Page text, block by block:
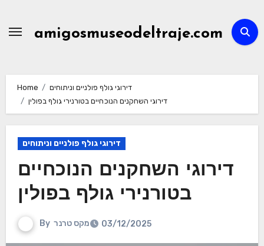
contentamigosmuseodeltraje.com
Home
דירוגי גולף פולניים וניתוחים
דירוגי השחקנים הנוכחיים בטורנירי גולף בפולין
דירוגי גולף פולניים וניתוחים
דירוגי השחקנים הנוכחיים
בטורנירי גולף בפולין
By מקס טרנר 03/12/2025